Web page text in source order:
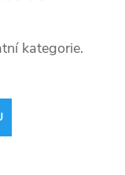
kategorie.